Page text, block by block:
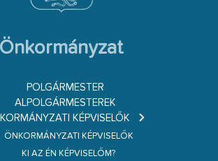
Önkormányzat
POLGÁRMESTER
ALPOLGÁRMESTEREK
KÉPVISELŐK
ÖNKORMÁNYZATI KÉPVISELŐK
KI AZ ÉN KÉPVISELŐM?